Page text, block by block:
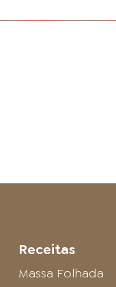
Receitas
Massa Folhada